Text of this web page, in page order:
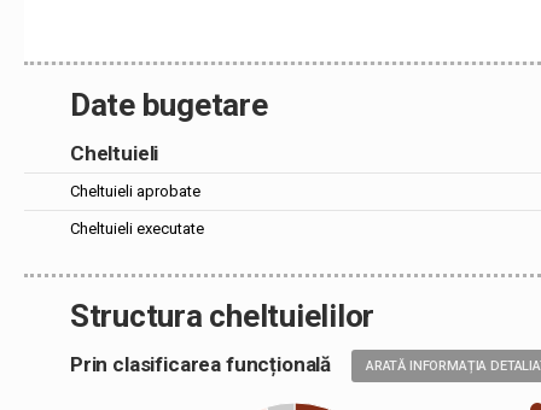
Date bugetare
Cheltuieli
Cheltuieli aprobate
Cheltuieli executate
Structura cheltuielilor
Prin clasificarea funcțională ARATĂ INFORMAȚIA